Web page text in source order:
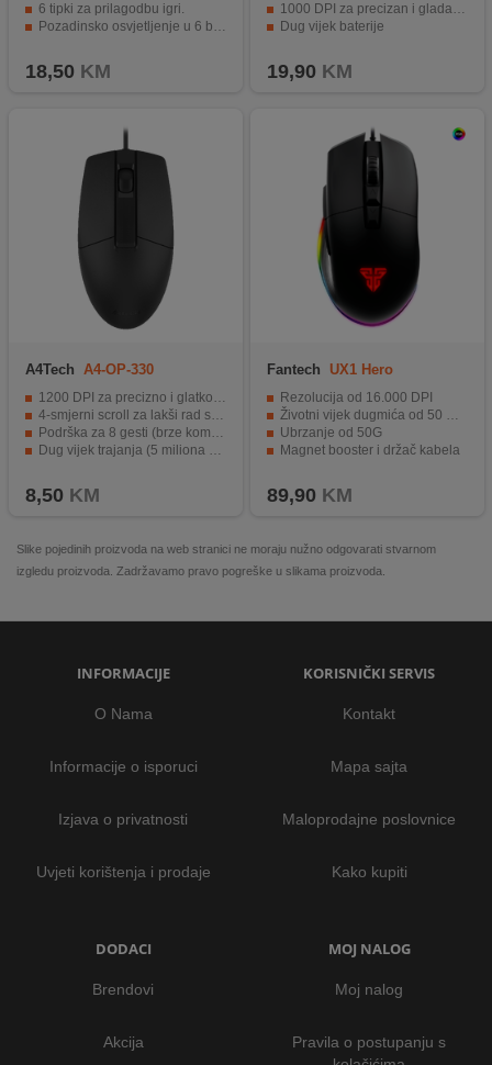
6 tipki za prilagodbu igri.
Pozadinsko osvjetljenje u 6 boja.
18,50 KM
1000 DPI za precizan i gladak rad
Dug vijek baterije
19,90 KM
A4Tech A4-OP-330
1200 DPI za precizno i glatko kretanje
4-smjerni scroll za lakši rad s dokumentima
Podrška za 8 gesti (brze komande)
Dug vijek trajanja (5 miliona klikova)
8,50 KM
Fantech UX1 Hero
Rezolucija od 16.000 DPI
Životni vijek dugmića od 50 milijuna klikova
Ubrzanje od 50G
Magnet booster i držač kabela
89,90 KM
Slike pojedinih proizvoda na web stranici ne moraju nužno odgovarati stvarnom
izgledu proizvoda. Zadržavamo pravo pogreške u slikama proizvoda.
INFORMACIJE
O Nama
Informacije o isporuci
Izjava o privatnosti
Uvjeti korištenja i prodaje
KORISNIČKI SERVIS
Kontakt
Mapa sajta
Maloprodajne poslovnice
Kako kupiti
DODACI
Brendovi
Akcija
MOJ NALOG
Moj nalog
Pravila o postupanju s